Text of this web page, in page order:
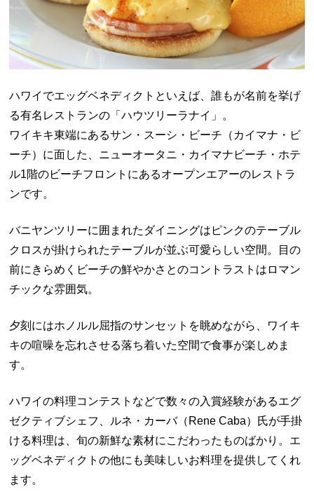
ハワイでエッグベネディクトといえば、誰もが名前を挙げ
る有名レストランの「ハウツリーラナイ」。
ワイキキ東端にあるサン・スーシ・ビーチ（カイマナ・ビ
ーチ）に面した、ニューオータニ・カイマナビーチ・ホテ
ル1階のビーチフロントにあるオープンエアーのレストラ
ンです。
バニヤンツリーに囲まれたダイニングはピンクのテーブル
クロスが掛けられたテーブルが並ぶ可愛らしい空間。目の
前にきらめくビーチの鮮やかさとのコントラストはロマン
チックな雰囲気。
夕刻にはホノルル屈指のサンセットを眺めながら、ワイキ
キの喧噪を忘れさせる落ち着いた空間で食事が楽しめま
す。
ハワイの料理コンテストなどで数々の入賞経験があるエグ
ゼクティブシェフ、ルネ・カーバ（Rene Caba）氏が手掛
ける料理は、旬の新鮮な素材にこだわったものばかり。エ
ッグベネディクトの他にも美味しいお料理を提供してくれ
ます。